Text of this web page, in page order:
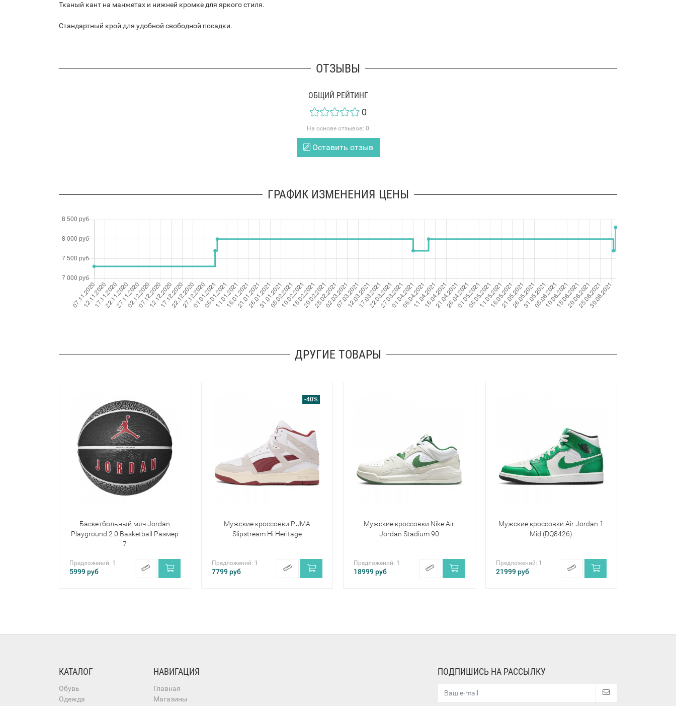
Тканый кант на манжетах и нижней кромке для яркого стиля.
Стандартный крой для удобной свободной посадки.
ОТЗЫВЫ
ОБЩИЙ РЕЙТИНГ
0
На основе отзывов: 0
Оставить отзыв
ГРАФИК ИЗМЕНЕНИЯ ЦЕНЫ
ДРУГИЕ ТОВАРЫ
Баскетбольный мяч Jordan
Playground 2.0 Basketball Размер
7
Предложений: 1
5999руб
-40%
Мужские кроссовки PUMA
Slipstream Hi Heritage
Предложений: 1
7799руб
Мужские кроссовки Nike Air
Jordan Stadium 90
Предложений: 1
18999руб
Мужские кроссовки Air Jordan 1
Mid (DQ8426)
Предложений: 1
21999руб
КАТАЛОГ
Обувь
Одежда
НАВИГАЦИЯ
Главная
Магазины
ПОДПИШИСЬ НА РАССЫЛКУ